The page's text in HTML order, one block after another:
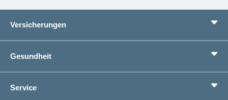
Versicherungen
Zusatzversicherungen
Vorsorge
Ich suche eine Versicherung für
Gesundheit
Gesundheitskompass
Service